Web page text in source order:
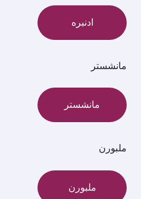
ادنبره
مانشستر
مانشستر
ملبورن
ملبورن